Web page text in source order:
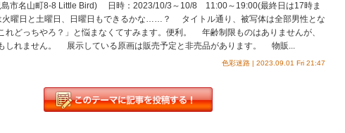
島市名山町8-8 Little Bird) 日時：2023/10/3～10/8 11:00～19:00(最終日は17時ま
曜日と土曜日、日曜日もできるかな……？ タイトル通り、被写体は全部男性とな
れどっちやろ？」と悩まなくてすみます。便利。 年齢制限ものはありませんが、
しれません。 展示している原画は販売予定と非売品があります。 物販...
色彩迷路 | 2023.09.01 Fri 21:47